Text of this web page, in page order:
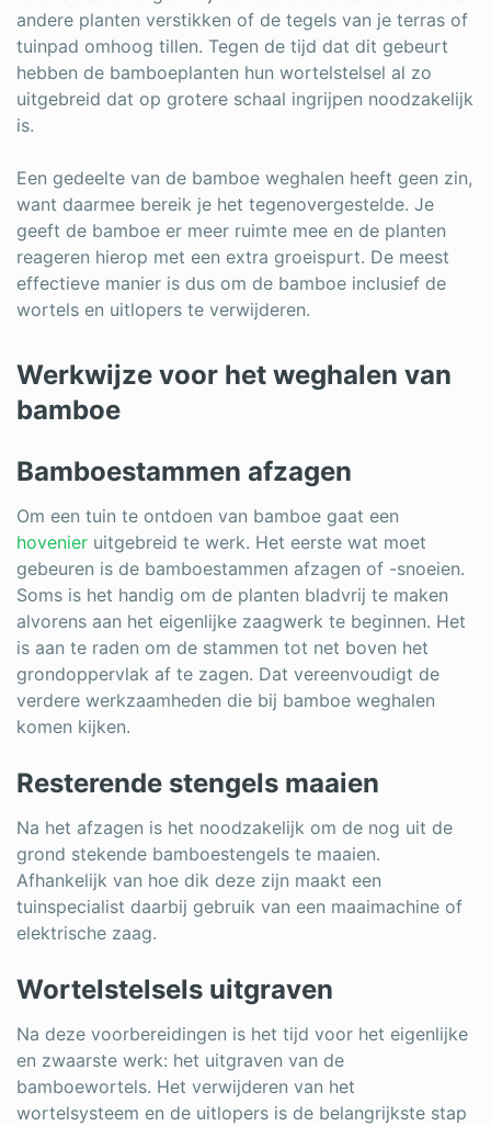
andere planten verstikken of de tegels van je terras of
tuinpad omhoog tillen. Tegen de tijd dat dit gebeurt
hebben de bamboeplanten hun wortelstelsel al zo
uitgebreid dat op grotere schaal ingrijpen noodzakelijk
is.
Een gedeelte van de bamboe weghalen heeft geen zin,
want daarmee bereik je het tegenovergestelde. Je
geeft de bamboe er meer ruimte mee en de planten
reageren hierop met een extra groeispurt. De meest
effectieve manier is dus om de bamboe inclusief de
wortels en uitlopers te verwijderen.
Werkwijze voor het weghalen van
bamboe
Bamboestammen afzagen
Om een tuin te ontdoen van bamboe gaat een
hovenier uitgebreid te werk. Het eerste wat moet
gebeuren is de bamboestammen afzagen of -snoeien.
Soms is het handig om de planten bladvrij te maken
alvorens aan het eigenlijke zaagwerk te beginnen. Het
is aan te raden om de stammen tot net boven het
grondoppervlak af te zagen. Dat vereenvoudigt de
verdere werkzaamheden die bij bamboe weghalen
komen kijken.
Resterende stengels maaien
Na het afzagen is het noodzakelijk om de nog uit de
grond stekende bamboestengels te maaien.
Afhankelijk van hoe dik deze zijn maakt een
tuinspecialist daarbij gebruik van een maaimachine of
elektrische zaag.
Wortelstelsels uitgraven
Na deze voorbereidingen is het tijd voor het eigenlijke
en zwaarste werk: het uitgraven van de
bamboewortels. Het verwijderen van het
wortelsysteem en de uitlopers is de belangrijkste stap